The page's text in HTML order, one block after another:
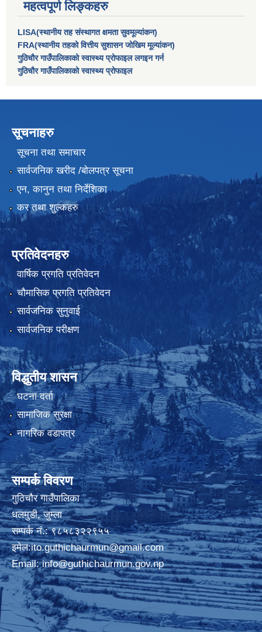
महत्वपूर्ण लिङ्कहरु
LISA(स्थानीय तह संस्थागत क्षमता सुवमूल्यांकन)
FRA(स्थानीय तहको वित्तीय सुशासन जोखिम मूल्यांकन)
गुठिचौर गाउँपालिकाको स्वास्थ्य प्रोफाइल लगइन गर्न
गुठिचौर गाउँपालिकाको स्वास्थ्य प्रोफाइल
सूचनाहरु
सूचना तथा समाचार
सार्वजनिक खरीद /बोलपत्र सूचना
एन, कानुन तथा निर्देशिका
कर तथा शुल्कहरु
प्रतिवेदनहरु
वार्षिक प्रगति प्रतिवेदन
चौमासिक प्रगति प्रतिवेदन
सार्वजनिक सुनुवाई
सार्वजनिक परीक्षण
विद्धुतीय शासन
घटना दर्ता
सामाजिक सुरक्षा
नागरिक वडापत्र
सम्पर्क विवरण
गुठिचौर गाउँपालिका
धलमुडी, जुम्ला
सम्पर्क नं.: ९८५८३२२९५५
इमेल:ito.guthichaurmun@gmail.com
Email:info@guthichaurmun.gov.np